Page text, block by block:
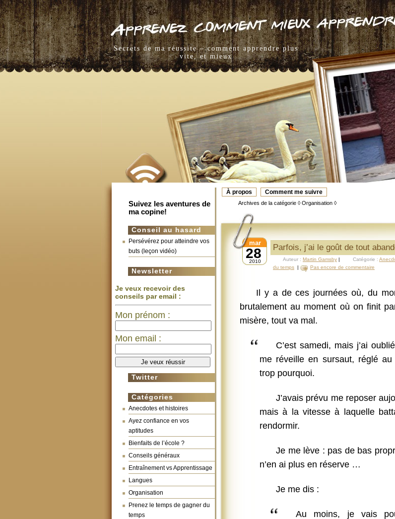
Secrets de ma réussite – comment apprendre plus
vite, et mieux
À propos Comment me suivre
Suivez les aventures de
ma copine!
Conseil au hasard
Persévérez pour atteindre vos
buts (leçon vidéo)
Newsletter
Je veux recevoir des
conseils par email :
Mon prénom :
Mon email :
Twitter
Catégories
Anecdotes et histoires
Ayez confiance en vos
aptitudes
Bienfaits de l’école ?
Conseils généraux
Entraînement vs Apprentissage
Langues
Organisation
Prenez le temps de gagner du
temps
Archives de la catégorie ◊ Organisation ◊
28
mar
2010
Parfois, j’ai le goût de tout
Auteur : Martin Gamsby | Catégorie :
du temps | Pas encore de commentaire
Il y a de ces journées où, du
brutalement au moment où on finit
misère, tout va mal.
C’est samedi, mais j’ai
me réveille en sursaut, réglé
trop pourquoi.
J’avais prévu me reposer
mais à la vitesse à laquelle
rendormir.
Je me lève : pas de bas
n’en ai plus en réserve …
Je me dis :
Au moins, je vais